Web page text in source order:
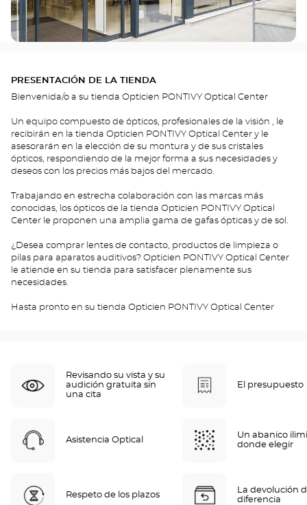
PRESENTACIÓN DE LA TIENDA
Bienvenida/o a su tienda Opticien PONTIVY Optical Center
Un equipo compuesto de ópticos, profesionales de la visión , le
recibirán en la tienda Opticien PONTIVY Optical Center y le
asesorarán en la elección de su montura y de sus cristales
ópticos, respondiendo de la mejor forma a sus necesidades y
deseos con los precios más bajos del mercado.
Trabajando en estrecha colaboración con las marcas más
conocidas, los ópticos de la tienda Opticien PONTIVY Optical
Center le proponen una amplia gama de gafas ópticas y de sol.
¿Desea comprar lentes de contacto, productos de limpieza o
pilas para aparatos auditivos? Opticien PONTIVY Optical Center
le atiende en su tienda para satisfacer plenamente sus
necesidades.
Hasta pronto en su tienda Opticien PONTIVY Optical Center
Revisando su vista y su
audición gratuita sin
una cita
El presupuesto
Asistencia Optical
Un abanico
donde elegir
Respeto de los plazos
La devolución
diferencia